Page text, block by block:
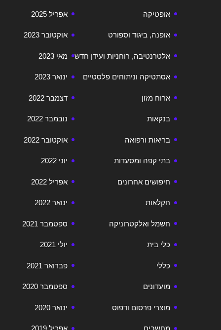
אפריל 2025
אוקטובר 2023
מאי 2023
ינואר 2023
דצמבר 2022
נובמבר 2022
אוקטובר 2022
יוני 2022
אפריל 2022
ינואר 2022
ספטמבר 2021
יולי 2021
פברואר 2021
ספטמבר 2020
ינואר 2020
אפריל 2019
אופטיקה
אופנה, ביגוד וספורט
אלטרנטיבה, רוחניות ועידן חדש
אסתטיקה וניתוחים פלסטיים
ארוח מזון
בנקאות
בריאות ורפואה
בתי קפה ומסעדות
חיפושים אחרונים
חקלאות
חשמל ואלקטרוניקה
כלי בית
כללי
מועדונים
מוצרי פרסום ודפוס
מחשבים